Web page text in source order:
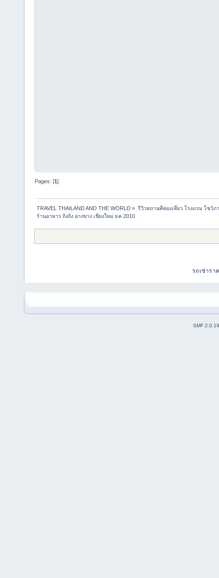
Pages: [1]
TRAVEL THAILAND AND THE WORLD » รีวิวสถานที่ท่องเที่ยว โรงแรม โชว์ภ
ร้านอาหาร ถิงถิง อ่างขาง เชียงใหม่ ธค 2010
รถเช่าร
SMF 2.0.19